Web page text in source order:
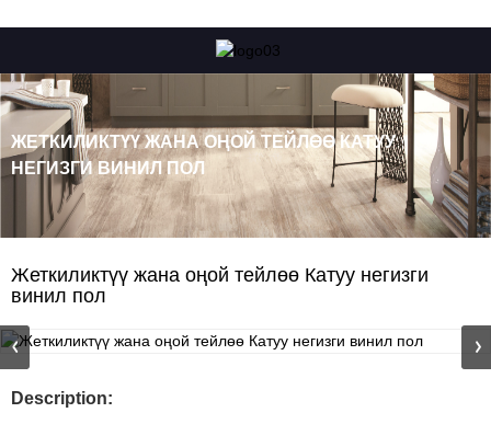
ЖЕТКИЛИКТҮҮ ЖАНА ОҢОЙ ТЕЙЛӨӨ КАТУУ
НЕГИЗГИ ВИНИЛ ПОЛ
Жеткиликтүү жана оңой тейлөө Катуу негизги
винил пол
Description: